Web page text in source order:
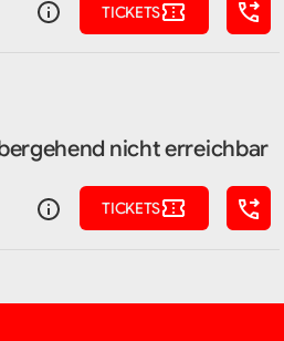
TICKETS
nicht erreichbar
TICKETS